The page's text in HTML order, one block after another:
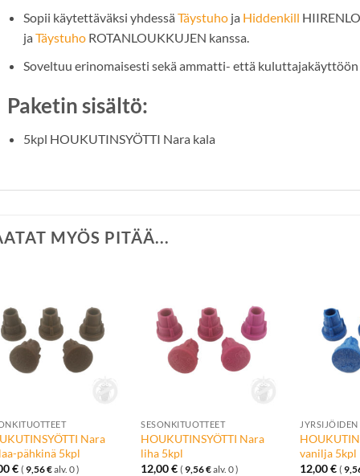
Sopii käytettäväksi yhdessäTäystuho ja Hiddenkill
jaTäystuho ROTANLOUKKUJEN kanssa.
Soveltuu erinomaisesti sekä ammatti- että kuluttajakäyttöön
Paketin sisältö:
5kpl HOUKUTINSYÖTTI Nara kala
MYÖS PITÄÄ...
Lisää
toivelistalle
Nara
pähkinä 5kpl
€ (9,56€alv. 0 )
Lisää
toivelistalle
SESONKITUOTTEET
HOUKUTINSYÖTTI Nara
liha 5kpl
12,00€ (9,56€alv. 0 )
vanilja 5kpl
12,00€ (